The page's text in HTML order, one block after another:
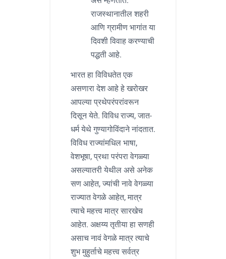
राजस्थानातील शहरी
आणि ग्रामीण भागांत या
दिवशी विवाह करण्याची
पद्धती आहे.
भारत हा विविधतेत एक
असणारा देश आहे हे खरोखर
आपल्या प्रथेपरंपरांवरून
दिसून येते. विविध राज्य, जात-
धर्म येथे गुण्यागोविंदाने नांदतात.
विविध राज्यांमधिल भाषा,
वेशभूषा, प्रथा परंपरा वेगळ्या
असल्यातरी येथील असे अनेक
सण आहेत, ज्यांची नावे वेगळ्या
राज्यात वेगळे आहेत, मात्र
त्याचे महत्त्व मात्र सारखेच
आहेत. अक्षय्य तृतीया हा सणही
असाच नावं वेगळे मात्र त्याचे
शुभ मुहुर्ताचे महत्त्व सर्वत्र